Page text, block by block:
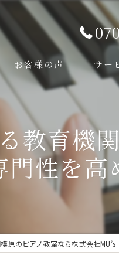
お客様の声 サー
教育機
門性を高
原のピアノ教室なら株式会社MU’s